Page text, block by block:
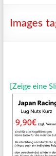
Images
[Zeige eine